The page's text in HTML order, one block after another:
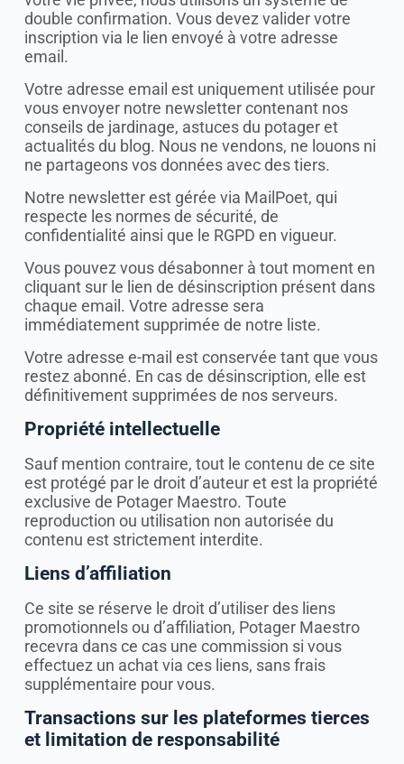
double confirmation. Vous devez valider votre
inscription via le lien envoyé à votre adresse
email.
Votre adresse email est uniquement utilisée pour
vous envoyer notre newsletter contenant nos
conseils de jardinage, astuces du potager et
actualités du blog. Nous ne vendons, ne louons ni
ne partageons vos données avec des tiers.
Notre newsletter est gérée via MailPoet, qui
respecte les normes de sécurité, de
confidentialité ainsi que le RGPD en vigueur.
Vous pouvez vous désabonner à tout moment en
cliquant sur le lien de désinscription présent dans
chaque email. Votre adresse sera
immédiatement supprimée de notre liste.
Votre adresse e-mail est conservée tant que vous
restez abonné. En cas de désinscription, elle est
définitivement supprimées de nos serveurs.
Propriété intellectuelle
Sauf mention contraire, tout le contenu de ce site
est protégé par le droit d’auteur et est la propriété
exclusive de Potager Maestro. Toute
reproduction ou utilisation non autorisée du
contenu est strictement interdite.
Liens d’affiliation
Ce site se réserve le droit d’utiliser des liens
promotionnels ou d’affiliation, Potager Maestro
recevra dans ce cas une commission si vous
effectuez un achat via ces liens, sans frais
supplémentaire pour vous.
Transactions sur les plateformes tierces
et limitation de responsabilité